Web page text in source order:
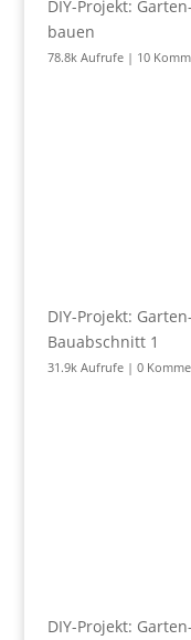
DIY-Projekt:
bauen
78.8k Aufrufe| 10
DIY-Projekt:
Bauabschnitt 1
31.9k Aufrufe| 0
DIY-Projekt: